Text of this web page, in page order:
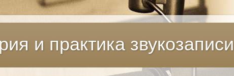
и практика звукозаписи